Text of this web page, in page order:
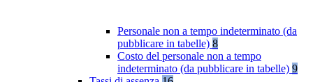
Personale non a tempo indeterminato (da
pubblicare in tabelle) 8
Costo del personale non a tempo
indeterminato (da pubblicare in tabelle) 9